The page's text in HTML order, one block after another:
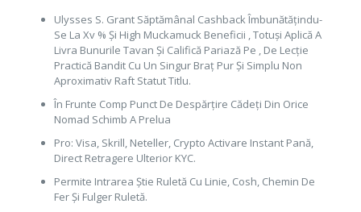
Ulysses S. Grant Săptămânal Cashback Îmbunătățindu-
Se La Xv % Și High Muckamuck Beneficii , Totuși Aplică A
Livra Bunurile Tavan Și Califică Pariază Pe , De Lecție
Practică Bandit Cu Un Singur Braț Pur Și Simplu Non
Aproximativ Raft Statut Titlu.
În Frunte Comp Punct De Despărțire Cădeți Din Orice
Nomad Schimb A Prelua
Pro: Visa, Skrill, Neteller, Crypto Activare Instant Pană,
Direct Retragere Ulterior KYC.
Permite Intrarea Știe Ruletă Cu Linie, Cosh, Chemin De
Fer Și Fulger Ruletă.